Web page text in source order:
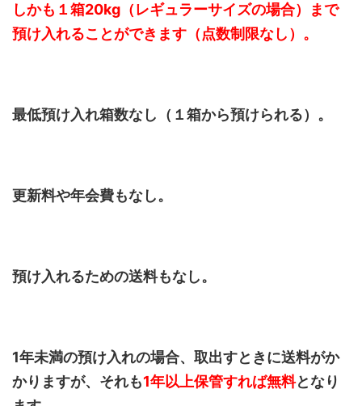
しかも１箱20kg（レギュラーサイズの場合）まで
預け入れることができます（点数制限なし）。
最低預け入れ箱数なし（１箱から預けられる）。
更新料や年会費もなし。
預け入れるための送料もなし。
1年未満の預け入れの場合、取出すときに送料がか
かりますが、それも1年以上保管すれば無料となり